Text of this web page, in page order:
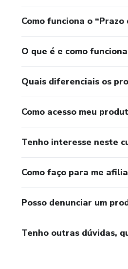
Como funciona o
O que é e como
Quais diferenciais os
Como acesso meu
Tenho interesse neste
Como faço para me
Posso denunciar um
Tenho outras dúvidas,